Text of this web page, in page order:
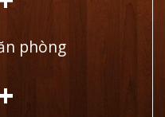
phòng